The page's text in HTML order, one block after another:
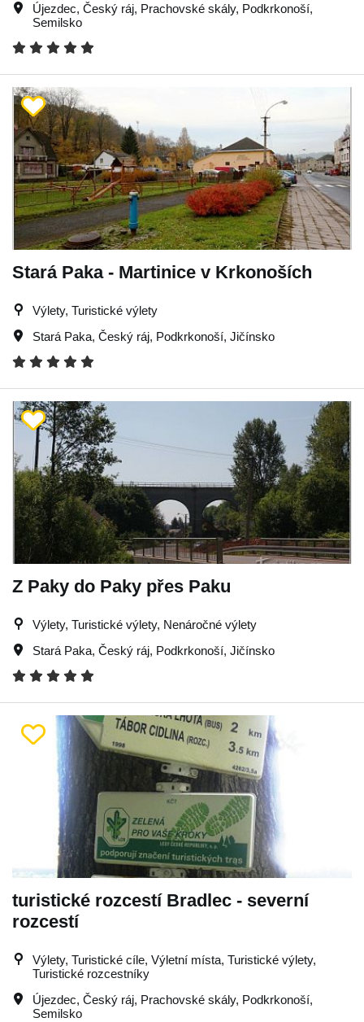
Újezdec, Český ráj, Prachovské skály, Podkrkonoší,
Semilsko
Stará Paka - Martinice v Krkonoších
Výlety, Turistické výlety
Stará Paka, Český ráj, Podkrkonoší, Jičínsko
Z Paky do Paky přes Paku
Výlety, Turistické výlety, Nenáročné výlety
Stará Paka, Český ráj, Podkrkonoší, Jičínsko
turistické rozcestí Bradlec - severní
rozcestí
Výlety, Turistické cíle, Výletní místa, Turistické výlety,
Turistické rozcestníky
Újezdec, Český ráj, Prachovské skály, Podkrkonoší,
Semilsko